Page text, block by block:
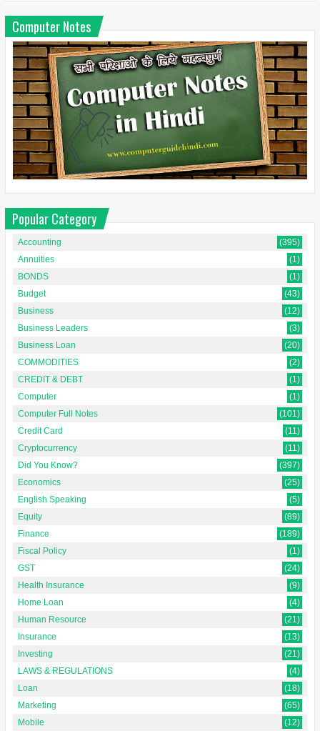
Computer Notes
Popular Category
Accounting
(395)
Annuities
(1)
BONDS
(1)
Budget
(43)
Business
(12)
Business Leaders
(3)
Business Loan
(20)
COMMODITIES
(2)
CREDIT & DEBT
(1)
Computer
(1)
Computer Full Notes
(101)
Credit Card
(11)
Cryptocurrency
(11)
Did You Know?
(397)
Economics
(25)
English Speaking
(5)
Equity
(89)
Finance
(189)
Fiscal Policy
(1)
GST
(24)
Health Insurance
(9)
Home Loan
(4)
Human Resource
(21)
Insurance
(13)
Investing
(21)
LAWS & REGULATIONS
(4)
Loan
(18)
Marketing
(65)
Mobile
(12)